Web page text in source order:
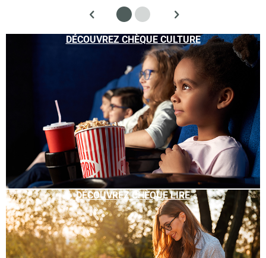
DÉCOUVREZ CHÈQUE CULTURE
DÉCOUVREZ CHÈQUE LIRE